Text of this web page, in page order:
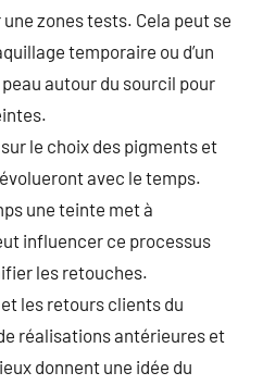
zones tests. Cela peut se
temporaire ou d’un
autour du sourcil pour
le choix des pigments et
avec le temps.
une teinte met à
influencer ce processus
les retouches.
les retours clients du
réalisations antérieures et
donnent une idée du